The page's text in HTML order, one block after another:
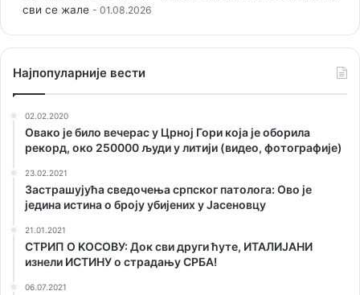
сви се жале
01.08.2026
Наjпопуларније вести
02.02.2020
Овако је било вечерас у Црној Гори која је оборила
рекорд, око 250000 људи у литији (видео, фотографије)
23.02.2021
Застрашујућа сведочења српског патолога: Ово је
једина истина о броју убијених у Јасеновцу
21.01.2021
СТРИП О KОСОВУ: Док сви други ћуте, ИТАЛИЈАНИ
изнели ИСТИНУ о страдању СРБА!
06.07.2021